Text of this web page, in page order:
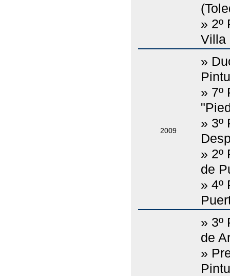
» 2º
Villa
2009
»
» 7º
» 3º
» 2º
de
» 4º
» 3º
de
»